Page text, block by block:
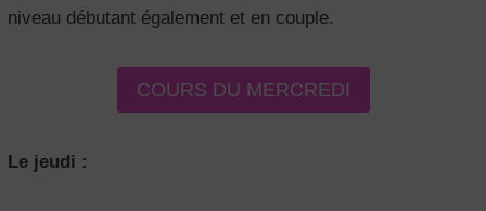
niveau débutant également et en couple.
COURS DU MERCREDI
Le jeudi :